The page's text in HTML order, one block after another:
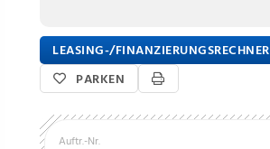
LEASING-/FINANZIERUNGSRECHNER
PARKEN
Auftr.-Nr.